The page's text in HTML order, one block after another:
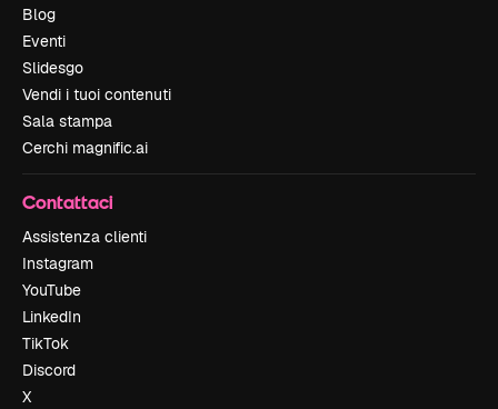
Blog
Eventi
Slidesgo
Vendi i tuoi contenuti
Sala stampa
Cerchi magnific.ai
Contattaci
Assistenza clienti
Instagram
YouTube
LinkedIn
TikTok
Discord
X